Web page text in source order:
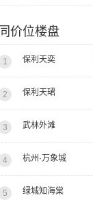
同价位楼盘
1 保利天奕
2 保利天珺
3 武林外滩
4 杭州·万象城
5 绿城知海棠